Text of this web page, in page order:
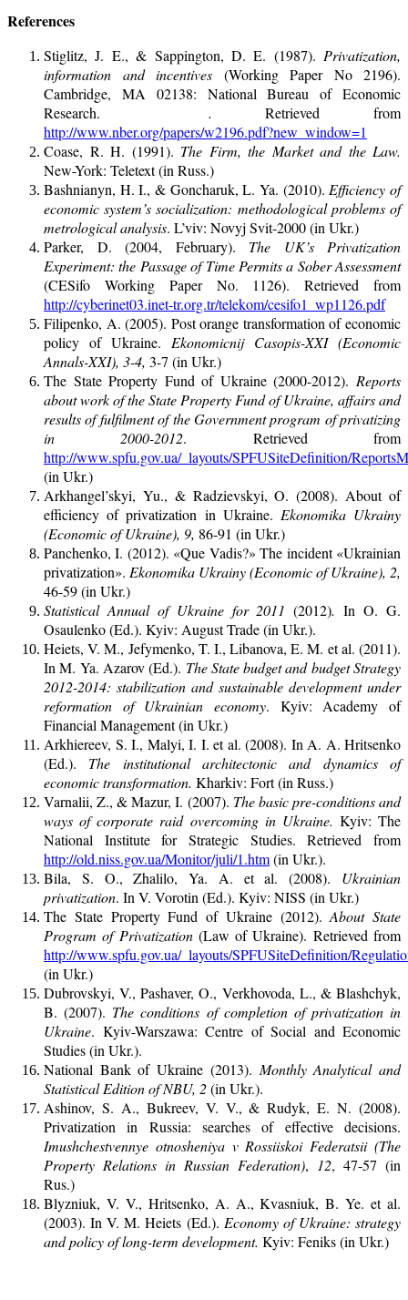
References
Stiglitz, J. E., & Sappington, D. E. (1987). Privatization,
information and incentives (Working Paper No 2196).
Cambridge, MA 02138: National Bureau of Economic
Research. . Retrieved from
http://www.nber.org/papers/w2196.pdf?new_window=1
Coase, R. H. (1991). The Firm, the Market and the Law.
New-York: Teletext (in Russ.)
Bashnianyn, H. I., & Goncharuk, L. Ya. (2010). Efficiency of
economic system’s socialization: methodological problems of
metrological analysis. L’viv: Novyj Svit-2000 (in Ukr.)
Parker, D. (2004, February). The UK’s Privatization
Experiment: the Passage of Time Permits a Sober Assessment
(CESifo Working Paper No. 1126). Retrieved from
http://cyberinet03.inet-tr.org.tr/telekom/cesifo1_wp1126.pdf
Filipenko, A. (2005). Post orange transformation of economic
policy of Ukraine. Ekonomicnij Casopis-XXI (Economic
Annals-XXI), 3-4, 3-7 (in Ukr.)
The State Property Fund of Ukraine (2000-2012). Reports
about work of the State Property Fund of Ukraine, affairs and
results of fulfilment of the Government program of privatizing
in 2000-2012. Retrieved from
http://www.spfu.gov.ua/_layouts/SPFUSiteDefinition/
(in Ukr.)
Arkhangel’skyi, Yu., & Radzievskyi, O. (2008). About of
efficiency of privatization in Ukraine. Ekonomika Ukrainy
(Economic of Ukraine), 9, 86-91 (in Ukr.)
Panchenko, I. (2012). «Que Vadis?» The incident «Ukrainian
privatization». Ekonomika Ukrainy (Economic of Ukraine), 2,
46-59 (in Ukr.)
Statistical Annual of Ukraine for 2011(2012). In O. G.
Osaulenko (Ed.). Kyiv: August Trade (in Ukr.).
Heiets, V. M., Jefymenko, T. I., Libanova, E. M. et al. (2011).
In M. Ya. Azarov (Ed.). The State budget and budget Strategy
2012-2014: stabilization and sustainable development under
reformation of Ukrainian economy. Kyiv: Academy of
Financial Management (in Ukr.)
Arkhiereev, S. I., Malyi, I. I. et al. (2008). In A. A. Hritsenko
(Ed.). The institutional architectonic and dynamics of
economic transformation. Kharkiv: Fort (in Russ.)
Varnalii, Z., & Mazur, I. (2007). The basic pre-conditions and
ways of corporate raid overcoming in Ukraine. Kyiv: The
National Institute for Strategic Studies. Retrieved from
http://old.niss.gov.ua/Monitor/juli/1.htm(in Ukr.).
Bila, S. O., Zhalilo, Ya. A. et al. (2008). Ukrainian
privatization. In V. Vorotin (Ed.). Kyiv: NISS (in Ukr.)
The State Property Fund of Ukraine (2012). About State
Program of Privatization (Law of Ukraine). Retrieved from
http://www.spfu.gov.ua/_layouts/SPFUSiteDefinition/
(in Ukr.)
Dubrovskyi, V., Pashaver, O., Verkhovoda, L., & Blashchyk,
B. (2007). The conditions of completion of privatization in
Ukraine. Kyiv-Warszawa: Centre of Social and Economic
Studies (in Ukr.).
National Bank of Ukraine (2013). Monthly Analytical and
Statistical Edition of NBU, 2(in Ukr.).
Ashinov, S. A., Bukreev, V. V., & Rudyk, E. N. (2008).
Privatization in Russia: searches of effective decisions.
Imushchestvennye otnosheniya v Rossiiskoi Federatsii (The
Property Relations in Russian Federation), 12, 47-57 (in
Rus.)
Blyzniuk, V. V., Hritsenko, A. A., Kvasniuk, B. Ye. et al.
(2003). In V. M. Heiets (Ed.). Economy of Ukraine: strategy
and policy of long-term development. Kyiv: Feniks (in Ukr.)